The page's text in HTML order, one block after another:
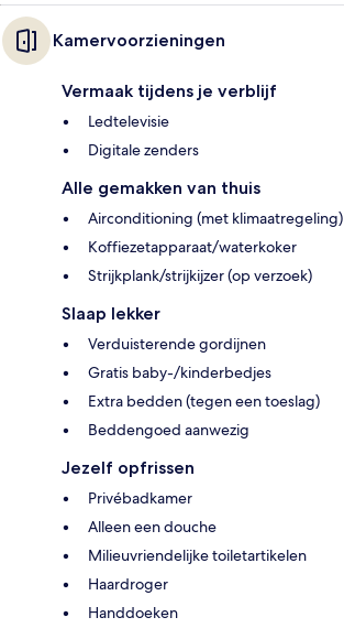
Kamervoorzieningen
Vermaak tijdens je verblijf
Ledtelevisie
Digitale zenders
Alle gemakken van thuis
Airconditioning (met klimaatregeling)
Koffiezetapparaat/waterkoker
Strijkplank/strijkijzer (op verzoek)
Slaap lekker
Verduisterende gordijnen
Gratis baby-/kinderbedjes
Extra bedden (tegen een toeslag)
Beddengoed aanwezig
Jezelf opfrissen
Privébadkamer
Alleen een douche
Milieuvriendelijke toiletartikelen
Haardroger
Handdoeken